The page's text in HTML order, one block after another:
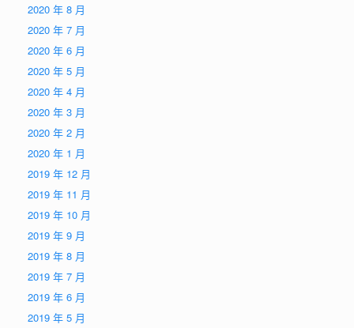
2020 年 8 月
2020 年 7 月
2020 年 6 月
2020 年 5 月
2020 年 4 月
2020 年 3 月
2020 年 2 月
2020 年 1 月
2019 年 12 月
2019 年 11 月
2019 年 10 月
2019 年 9 月
2019 年 8 月
2019 年 7 月
2019 年 6 月
2019 年 5 月